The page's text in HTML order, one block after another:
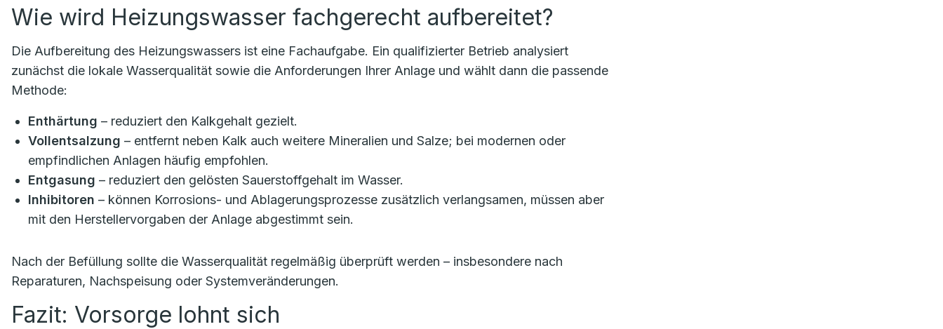
Wie wird Heizungswasser fachgerecht aufbereitet?
Die Aufbereitung des Heizungswassers ist eine Fachaufgabe. Ein qualifizierter Betrieb analysiert
zunächst die lokale Wasserqualität sowie die Anforderungen Ihrer Anlage und wählt dann die passende
Methode:
Enthärtung – reduziert den Kalkgehalt gezielt.
Vollentsalzung – entfernt neben Kalk auch weitere Mineralien und Salze; bei modernen oder
empfindlichen Anlagen häufig empfohlen.
Entgasung – reduziert den gelösten Sauerstoffgehalt im Wasser.
Inhibitoren – können Korrosions- und Ablagerungsprozesse zusätzlich verlangsamen, müssen aber
mit den Herstellervorgaben der Anlage abgestimmt sein.
Nach der Befüllung sollte die Wasserqualität regelmäßig überprüft werden – insbesondere nach
Reparaturen, Nachspeisung oder Systemveränderungen.
Fazit: Vorsorge lohnt sich